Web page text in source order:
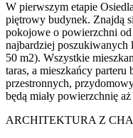
W pierwszym etapie
piętrowy budynek. Znajdą
pokojowe o powierzchni
najbardziej
50 m2). Wszystkie
taras, a mieszkańcy parteru
przestronnych,
będą miały powierzchnię
ARCHITEKTURA Z